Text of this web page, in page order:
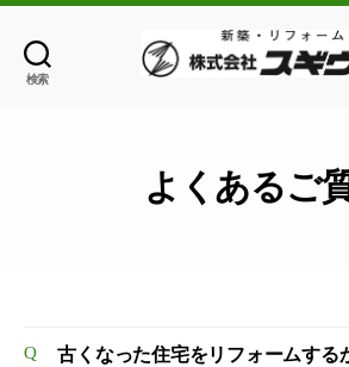
検索
社
ス
よくあるご
Q
古くなった住宅をリフォームする